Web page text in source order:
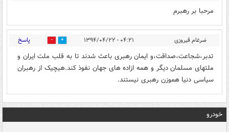
مرحبا بر رهبرم
ضرغام قیروزی ۰۴:۲۱ - ۱۳۹۴/۰۴/۲۲ 0 پاسخ
تدبر،شجاعت،صداقت،و ایمان رهبری باعث شدند تا به قلب ملت ایران و
ملتهای مسلمان دیگر و همه ازاده های جهان نفوذ کند.هیچیک از رهبران
سیاسی دنیا هموزن رهبری نیستند.
خودرو